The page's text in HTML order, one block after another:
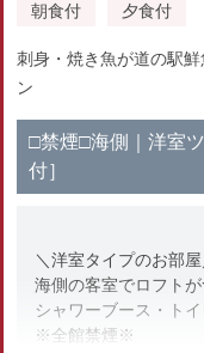
朝食付
夕食付
刺身・焼き魚が道の駅
ン
□禁煙□海側｜洋室
付］
＼洋室タイプのお部屋
海側の客室でロフト
シャワーブース・ト
※全館禁煙※